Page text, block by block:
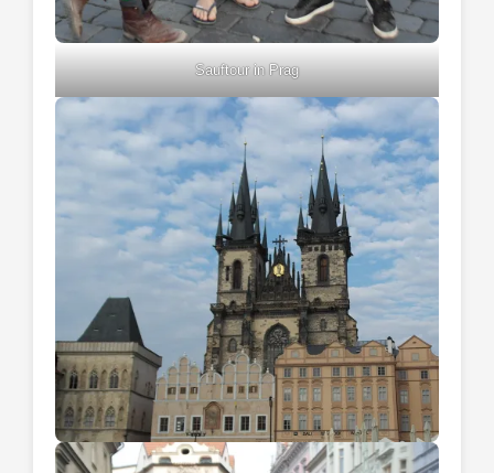
Sauftour in Prag